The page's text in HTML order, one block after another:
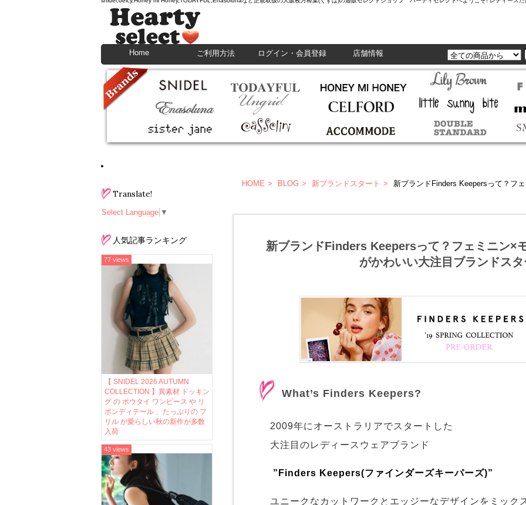
Home ご利用方法 ログイン・会員登録 店舗情報
Translate!
Select Language ▼
人気記事ランキング
【 SNIDEL 2026 AUTUMN
COLLECTION 】異素材 ドッキン
グ の ボウタイ ワンピース や リ
ボンディテール 、たっぷりの フ
リル が愛らしい秋の新作が多数
入荷
77 views
43 views
HOME BLOG 新ブランドスタート 新ブランドFinders Keepersって？フェミニン×モード
新ブランドFinders Keepersって？フェミニン×
がかわいい大注目ブランドスタ
What’s Finders Keepers?
2009年にオーストラリアでスタートした
大注目のレディースウェアブランド
”Finders Keepers(ファインダーズキーパーズ)”
ユニークなカットワークとエッジーなデザインをミック